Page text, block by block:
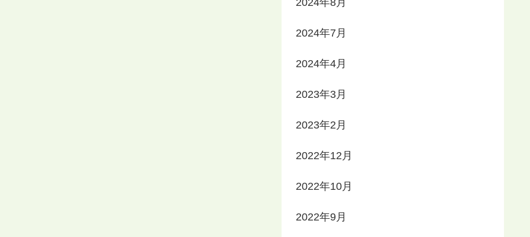
2024年7月
2024年4月
2023年3月
2023年2月
2022年12月
2022年10月
2022年9月